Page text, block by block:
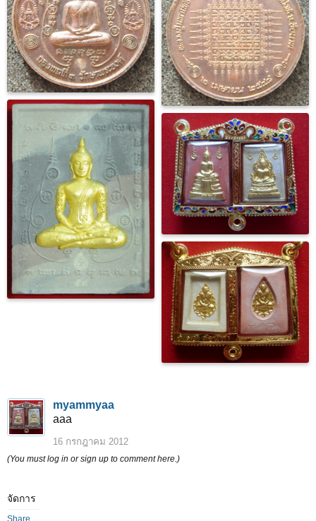
myammyaa
aaa
16 กรกฎาคม 2012
(You must log in or sign up to comment here.)
จัดการ
Share